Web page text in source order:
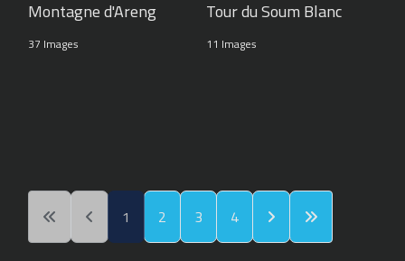
Montagne d'Areng
37 Images
Tour du Soum Blanc
11 Images
1 2 3 4